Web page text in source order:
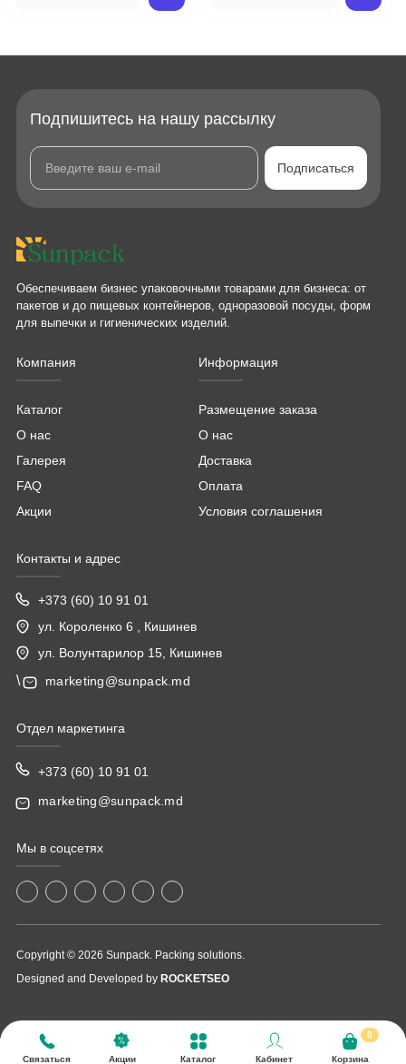
Связаться Акции Каталог Кабинет Корзина
0
Подпишитесь на нашу рассылку
Подписаться
Обеспечиваем бизнес упаковочными товарами для бизнеса: от
пакетов и до пищевых контейнеров, одноразовой посуды, форм
для выпечки и гигиенических изделий.
Компания
Каталог
О нас
Галерея
FAQ
Акции
Информация
Размещение заказа
О нас
Доставка
Оплата
Условия соглашения
Контакты и адрес
+373 (60) 10 91 01
ул. Короленко 6 , Кишинев
ул. Волунтарилор 15, Кишинев
\ marketing@sunpack.md
Отдел маркетинга
+373 (60) 10 91 01
marketing@sunpack.md
Мы в соцсетях
Copyright © 2026 Sunpack. Packing solutions.
Designed and Developed by ROCKETSEO